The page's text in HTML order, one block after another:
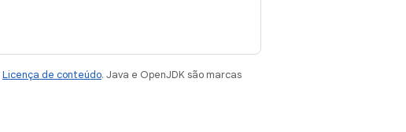
Licença de conteúdo. Java e OpenJDK são marcas